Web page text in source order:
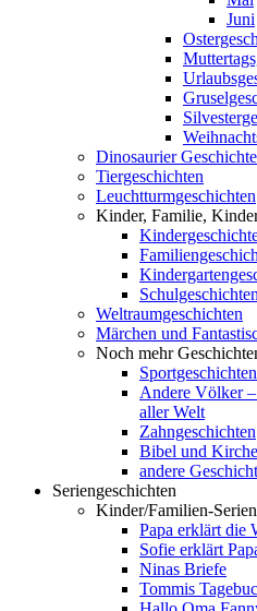
Juni
Dinosaurier
Tiergeschichten
Leuchtturmgeschichten
Kinder, Familie,
Schulgeschichten
Weltraumgeschichten
Märchen und
Noch mehr
Sportgeschichten
Andere Völker –
aller Welt
Zahngeschichten
Bibel und Kirche
andere
Seriengeschichten
Kinder/Familien-Serien
Papa erklärt die
Sofie erklärt
Ninas Briefe
Tommis